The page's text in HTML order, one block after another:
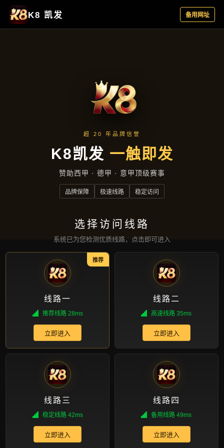
行业资讯
首页 行业资讯